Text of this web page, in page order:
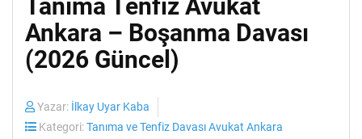
Tanıma Tenfiz Avukat
Ankara – Boşanma Davası
(2026 Güncel)
Yazar: İlkay Uyar Kaba
Kategori:Tanıma ve Tenfiz Davası Avukat Ankara